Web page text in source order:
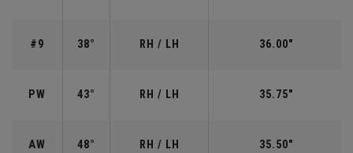
#9 38° RH / LH 36.00"
PW 43° RH / LH 35.75"
AW 48° RH / LH 35.50"